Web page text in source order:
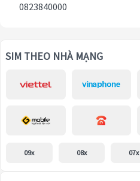
0823840000
SIM THEO NHÀ MẠNG
09x 08x 07x